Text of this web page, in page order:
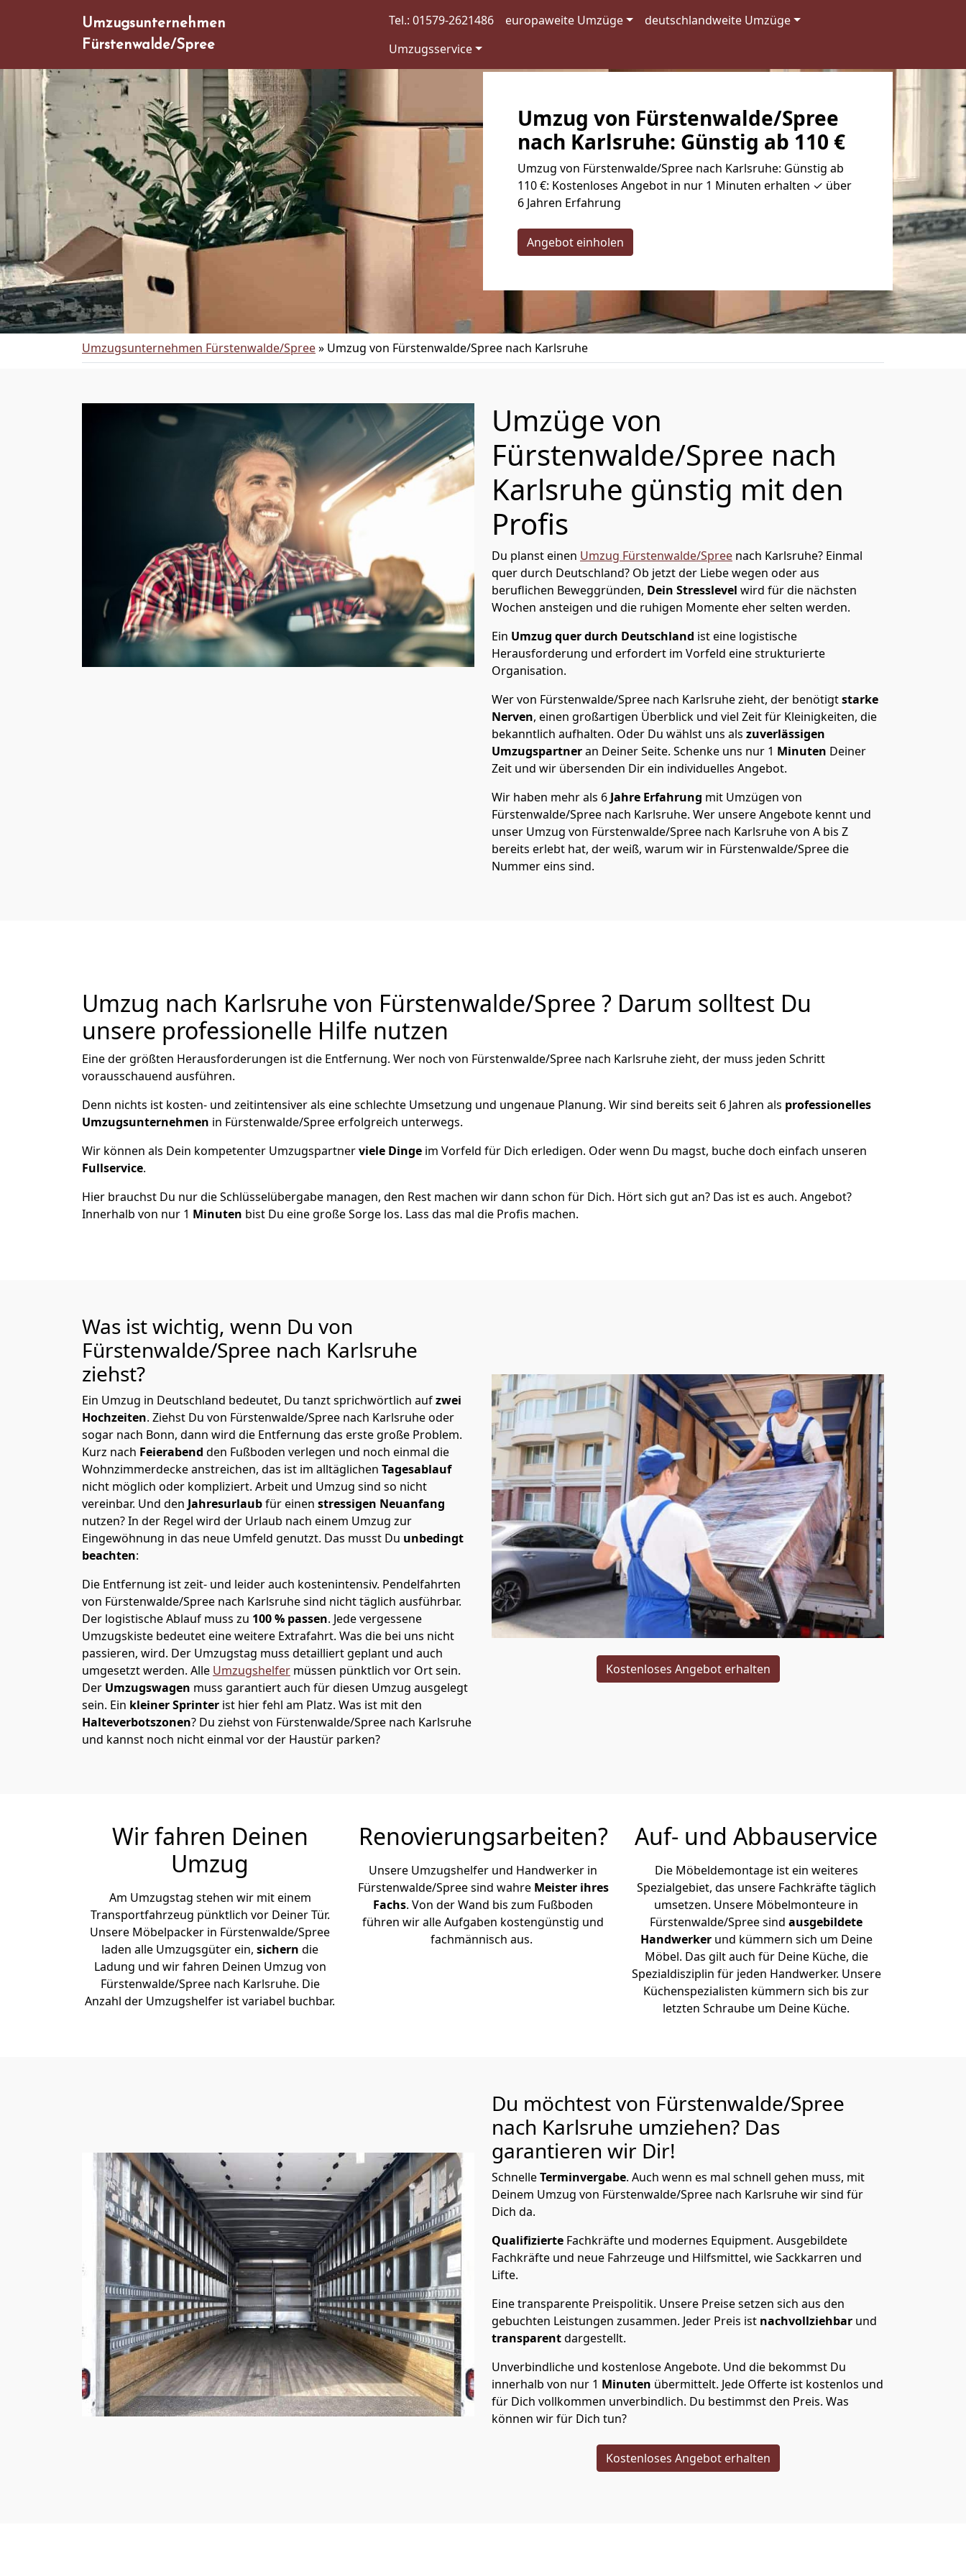
Umzugsunternehmen
Fürstenwalde/Spree
Tel.: 01579-2621486 europaweite Umzüge
deutschlandweite Umzüge
Umzugsservice
Umzug von Fürstenwalde/Spree
nach Karlsruhe: Günstig ab 110 €
Umzug von Fürstenwalde/Spree nach Karlsruhe: Günstig ab
110 €: Kostenloses Angebot in nur 1 Minuten erhalten ✓ über
6 Jahren Erfahrung
Angebot einholen
Umzugsunternehmen Fürstenwalde/Spree» Umzug von Fürstenwalde/Spree nach Karlsruhe
Umzüge von
Fürstenwalde/Spree nach
Karlsruhe günstig mit den
Profis
Du planst einen Umzug Fürstenwalde/Spree nach Karlsruhe? Einmal
quer durch Deutschland? Ob jetzt der Liebe wegen oder aus
beruflichen Beweggründen, Dein Stresslevel wird für die nächsten
Wochen ansteigen und die ruhigen Momente eher selten werden.
Ein Umzug quer durch Deutschland ist eine logistische
Herausforderung und erfordert im Vorfeld eine strukturierte
Organisation.
Wer von Fürstenwalde/Spree nach Karlsruhe zieht, der benötigtstarke
Nerven, einen großartigen Überblick und viel Zeit für Kleinigkeiten, die
bekanntlich aufhalten. Oder Du wählst uns als zuverlässigen
Umzugspartneran Deiner Seite. Schenke uns nur 1 Minuten Deiner
Zeit und wir übersenden Dir ein individuelles Angebot.
Wir haben mehr als 6 Jahre Erfahrung mit Umzügen von
Fürstenwalde/Spree nach Karlsruhe. Wer unsere Angebote kennt und
unser Umzug von Fürstenwalde/Spree nach Karlsruhe von A bis Z
bereits erlebt hat, der weiß, warum wir in Fürstenwalde/Spree die
Nummer eins sind.
Umzug nach Karlsruhe von Fürstenwalde/Spree ? Darum solltest Du
unsere professionelle Hilfe nutzen
Eine der größten Herausforderungen ist die Entfernung. Wer noch von Fürstenwalde/Spree nach Karlsruhe zieht, der muss jeden Schritt
vorausschauend ausführen.
Denn nichts ist kosten- und zeitintensiver als eine schlechte Umsetzung und ungenaue Planung. Wir sind bereits seit 6 Jahren als professionelles
Umzugsunternehmen in Fürstenwalde/Spree erfolgreich unterwegs.
Wir können als Dein kompetenter Umzugspartnerviele Dinge im Vorfeld für Dich erledigen. Oder wenn Du magst, buche doch einfach unseren
Fullservice.
Hier brauchst Du nur die Schlüsselübergabe managen, den Rest machen wir dann schon für Dich. Hört sich gut an? Das ist es auch. Angebot?
Innerhalb von nur 1 Minuten bist Du eine große Sorge los. Lass das mal die Profis machen.
Was ist wichtig, wenn Du von
Fürstenwalde/Spree nach Karlsruhe
ziehst?
Ein Umzug in Deutschland bedeutet, Du tanzt sprichwörtlich aufzwei
Hochzeiten. Ziehst Du von Fürstenwalde/Spree nach Karlsruhe oder
sogar nach Bonn, dann wird die Entfernung das erste große Problem.
Kurz nach Feierabend den Fußboden verlegen und noch einmal die
Wohnzimmerdecke anstreichen, das ist im alltäglichen Tagesablauf
nicht möglich oder kompliziert. Arbeit und Umzug sind so nicht
vereinbar. Und den Jahresurlaubfür einen stressigen Neuanfang
nutzen? In der Regel wird der Urlaub nach einem Umzug zur
Eingewöhnung in das neue Umfeld genutzt. Das musst Du unbedingt
beachten:
Die Entfernung ist zeit- und leider auch kostenintensiv. Pendelfahrten
von Fürstenwalde/Spree nach Karlsruhe sind nicht täglich ausführbar.
Der logistische Ablauf muss zu 100 % passen. Jede vergessene
Umzugskiste bedeutet eine weitere Extrafahrt. Was die bei uns nicht
passieren, wird. Der Umzugstag muss detailliert geplant und auch
umgesetzt werden. Alle Umzugshelfer müssen pünktlich vor Ort sein.
Der Umzugswagen muss garantiert auch für diesen Umzug ausgelegt
sein. Ein kleiner Sprinter ist hier fehl am Platz. Was ist mit den
Halteverbotszonen? Du ziehst von Fürstenwalde/Spree nach Karlsruhe
und kannst noch nicht einmal vor der Haustür parken?
Kostenloses Angebot erhalten
Wir fahren Deinen
Umzug
Am Umzugstag stehen wir mit einem
Transportfahrzeug pünktlich vor Deiner Tür.
Unsere Möbelpacker in Fürstenwalde/Spree
laden alle Umzugsgüter ein, sichern die
Ladung und wir fahren Deinen Umzug von
Fürstenwalde/Spree nach Karlsruhe. Die
Anzahl der Umzugshelfer ist variabel buchbar.
Renovierungsarbeiten?
Unsere Umzugshelfer und Handwerker in
Fürstenwalde/Spree sind wahre Meister ihres
Fachs. Von der Wand bis zum Fußboden
führen wir alle Aufgaben kostengünstig und
fachmännisch aus.
Auf- und Abbauservice
Die Möbeldemontage ist ein weiteres
Spezialgebiet, das unsere Fachkräfte täglich
umsetzen. Unsere Möbelmonteure in
Fürstenwalde/Spree sind ausgebildete
Handwerker und kümmern sich um Deine
Möbel. Das gilt auch für Deine Küche, die
Spezialdisziplin für jeden Handwerker. Unsere
Küchenspezialisten kümmern sich bis zur
letzten Schraube um Deine Küche.
Du möchtest von Fürstenwalde/Spree
nach Karlsruhe umziehen? Das
garantieren wir Dir!
SchnelleTerminvergabe. Auch wenn es mal schnell gehen muss, mit
Deinem Umzug von Fürstenwalde/Spree nach Karlsruhe wir sind für
Dich da.
Qualifizierte Fachkräfte und modernes Equipment. Ausgebildete
Fachkräfte und neue Fahrzeuge und Hilfsmittel, wie Sackkarren und
Lifte.
Eine transparente Preispolitik. Unsere Preise setzen sich aus den
gebuchten Leistungen zusammen. Jeder Preis ist nachvollziehbar und
transparentdargestellt.
Unverbindliche und kostenlose Angebote. Und die bekommst Du
innerhalb von nur 1 Minuten übermittelt. Jede Offerte ist kostenlos und
für Dich vollkommen unverbindlich. Du bestimmst den Preis. Was
können wir für Dich tun?
Kostenloses Angebot erhalten